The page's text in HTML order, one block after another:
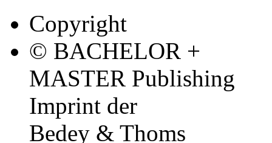
Copyright
© BACHELOR +
MASTER Publishing
Imprint der
Bedey & Thoms